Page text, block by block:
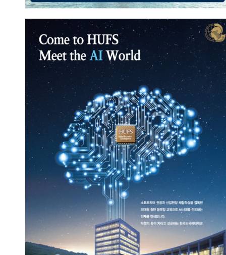
Meet the AI World!
2023.09.13
총관리자